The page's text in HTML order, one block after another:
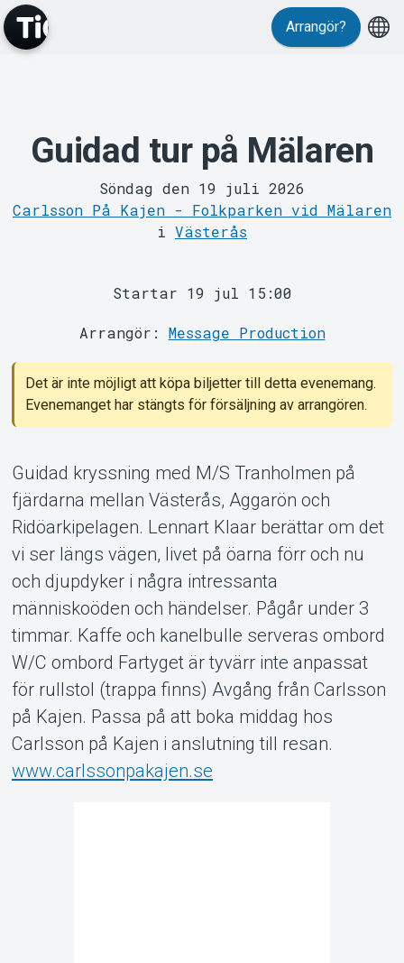
Evenemang
MyTickster
Support
Om Tickster
Arrangör?
Guidad tur på Mälaren
Söndag den 19 juli 2026
Carlsson På Kajen - Folkparken vid Mälaren
i Västerås
Startar 19 jul 15:00
Arrangör: Message Production
Det är inte möjligt att köpa biljetter till detta evenemang.
Evenemanget har stängts för försäljning av arrangören.
Guidad kryssning med M/S Tranholmen på
fjärdarna mellan Västerås, Aggarön och
Ridöarkipelagen. Lennart Klaar berättar om det
vi ser längs vägen, livet på öarna förr och nu
och djupdyker i några intressanta
människoöden och händelser. Pågår under 3
timmar. Kaffe och kanelbulle serveras ombord
W/C ombord Fartyget är tyvärr inte anpassat
för rullstol (trappa finns) Avgång från Carlsson
på Kajen. Passa på att boka middag hos
Carlsson på Kajen i anslutning till resan.
www.carlssonpakajen.se